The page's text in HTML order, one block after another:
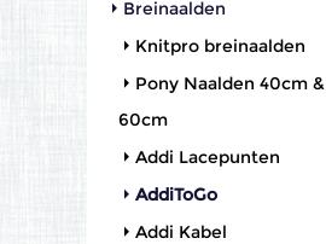
Breinaalden
Knitpro breinaalden
Pony Naalden 40cm &
60cm
Addi Lacepunten
AddiToGo
Addi Kabel